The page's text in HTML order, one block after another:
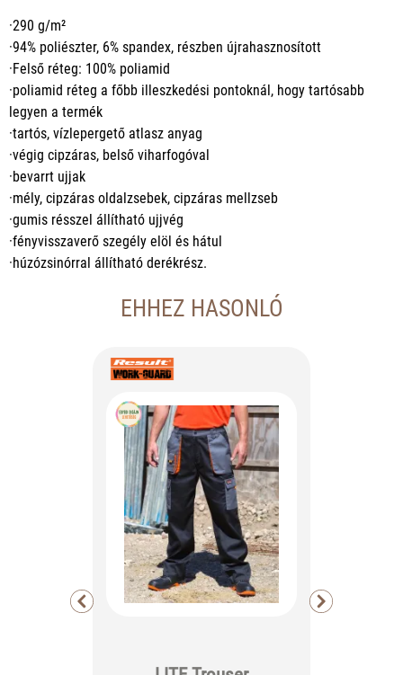
·290 g/m²
·94% poliészter, 6% spandex, részben újrahasznosított
·Felső réteg: 100% poliamid
·poliamid réteg a főbb illeszkedési pontoknál, hogy tartósabb
legyen a termék
·tartós, vízlepergető atlasz anyag
·végig cipzáras, belső viharfogóval
·bevarrt ujjak
·mély, cipzáras oldalzsebek, cipzáras mellzseb
·gumis résszel állítható ujjvég
·fényvisszaverő szegély elöl és hátul
·húzózsinórral állítható derékrész.
EHHEZ HASONLÓ